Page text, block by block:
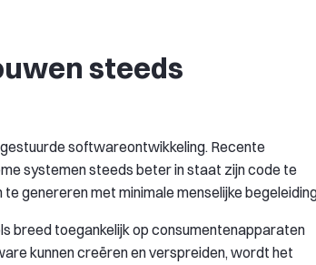
steeds
softwareontwikkeling. Recente
systemen steeds beter in staat zijn code te
genereren met minimale menselijke
breed toegankelijk op consumentenapparaten
kunnen creëren en verspreiden, wordt het